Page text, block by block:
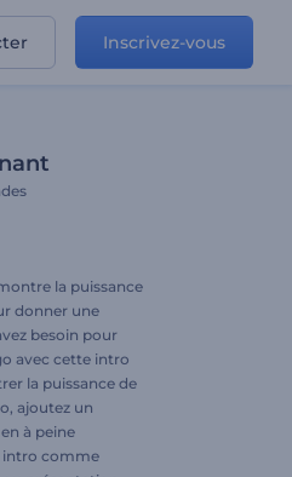
Inscrivez-vous
la puissance
donner une
besoin pour
avec cette intro
la puissance de
ajoutez un
à peine
intro comme